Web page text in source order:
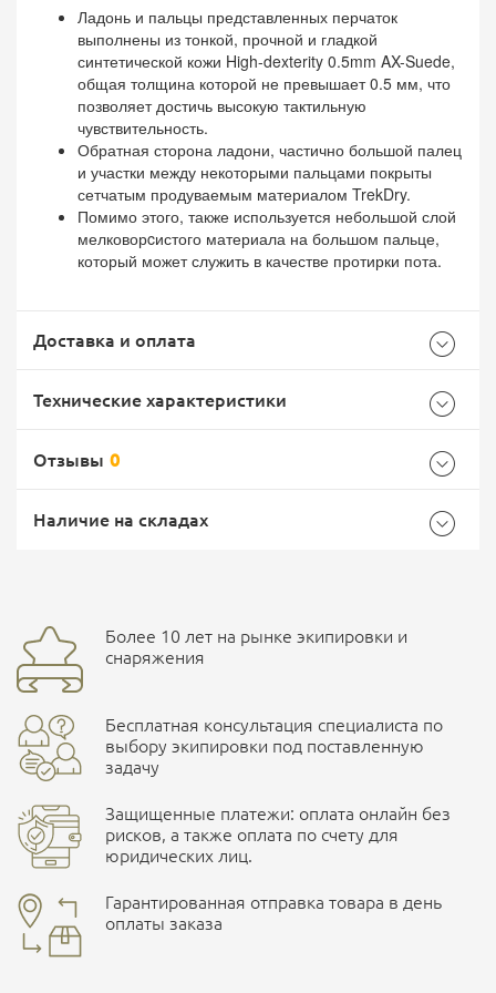
Ладонь и пальцы представленных перчаток
выполнены из тонкой, прочной и гладкой
синтетической кожи High-dexterity 0.5mm AX-Suede,
общая толщина которой не превышает 0.5 мм, что
позволяет достичь высокую тактильную
чувствительность.
Обратная сторона ладони, частично большой палец
и участки между некоторыми пальцами покрыты
сетчатым продуваемым материалом TrekDry.
Помимо этого, также используется небольшой слой
мелковорcистого материала на большом пальце,
который может служить в качестве протирки пота.
Доставка и оплата
Доставка Почтой России
EMS Почта России
Доставка курьерской службой СДЭК -
Наличные при самовывозе
Технические характеристики
Размер XL
Бренд Mechanix Wear
Страна производитель
Характеристики комплектаций
Размер
Отзывы 0
Наличие на складах
улица Маяковского, 10
ПОДРОБНЕЕ О СКЛАДЕ
Более 10 лет на рынке экипировки и
снаряжения
Бесплатная консультация специалиста по
выбору экипировки под поставленную
задачу
Защищенные платежи: оплата онлайн без
рисков, а также оплата по счету для
юридических лиц.
Гарантированная отправка товара в день
оплаты заказа